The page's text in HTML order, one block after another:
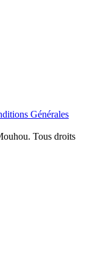
Générales
Tous droits